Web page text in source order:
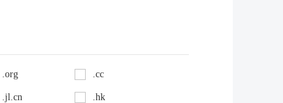
.org .cc
.jl.cn .hk